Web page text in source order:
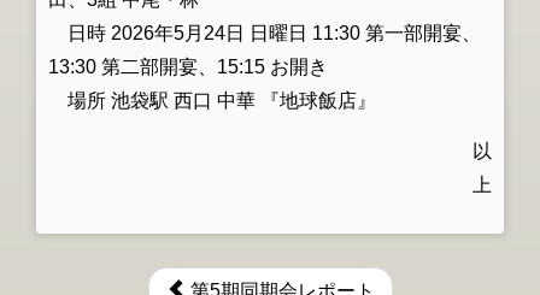
日時 2026年5月24日 日曜日 11:30 第一部開宴、
13:30 第二部開宴、15:15 お開き
場所 池袋駅 西口 中華 『地球飯店』
以
上
第5期同期会レポート